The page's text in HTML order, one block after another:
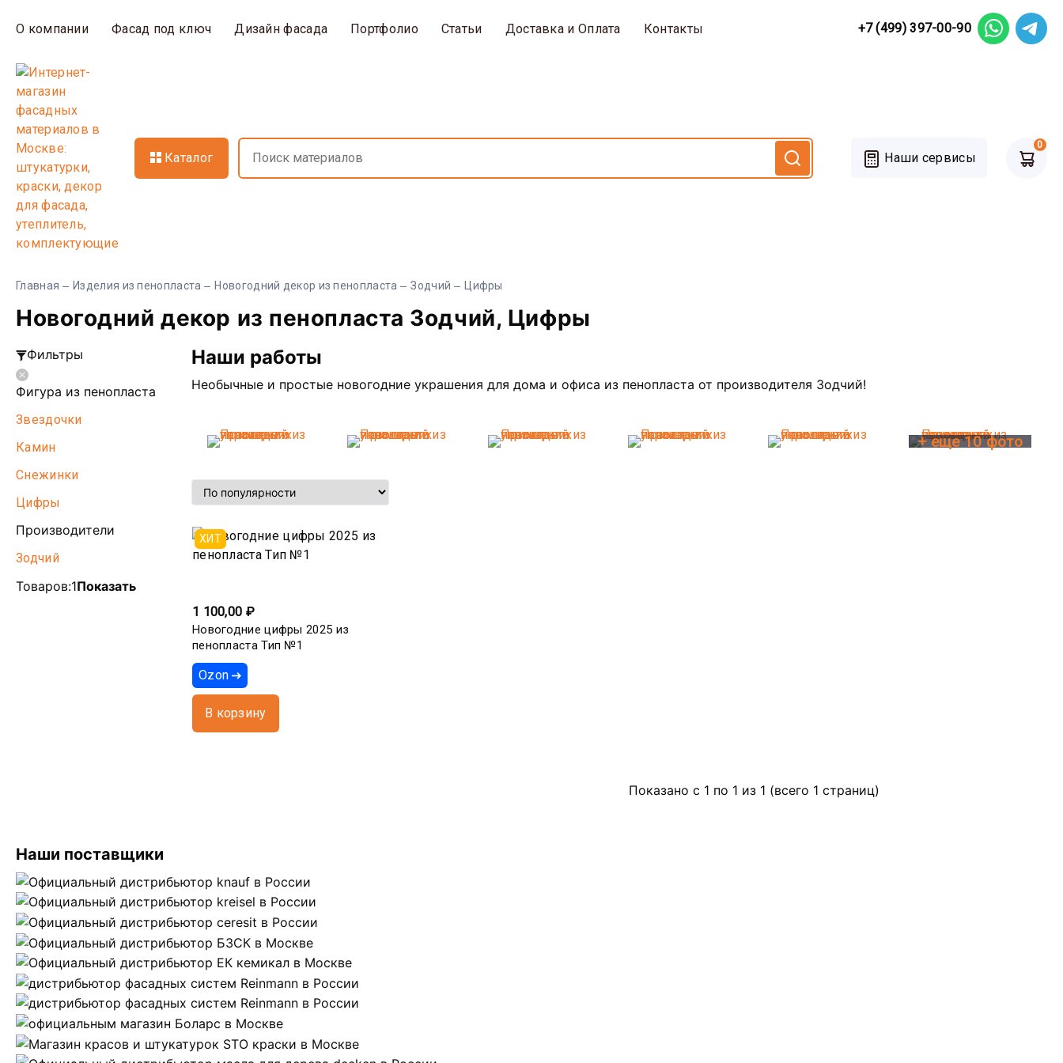
О компании Фасад под ключ Дизайн фасада Портфолио Статьи Доставка и Оплата Контакты +7 (499) 397-00-90
Каталог Наши сервисы
0
Главная Изделия из пенопласта Новогодний декор из пенопласта Зодчий Цифры
Новогодний декор из пенопласта Зодчий, Цифры
Фильтры
Фигура из пенопласта
Звездочки
Камин
Снежинки
Цифры
Производители
Зодчий
Товаров:1Показать
Наши работы
Необычные и простые новогодние украшения для дома и офиса из пенопласта от производителя Зодчий!
+ еще 10 фото
ХИТ
1 100,00 ₽
Новогодние цифры 2025 из
пенопласта Тип №1
Ozon
В корзину
Показано с 1 по 1 из 1 (всего 1 страниц)
Наши поставщики